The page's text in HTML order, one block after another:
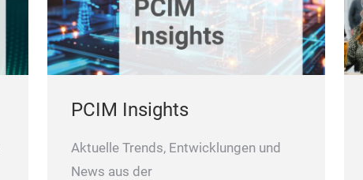
PCIM Insights
Aktuelle Trends, Entwicklungen und
News aus der